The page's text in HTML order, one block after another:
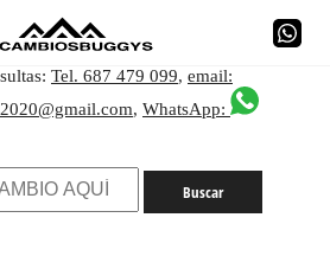
Tel. 687 479 099, email:
, WhatsApp: